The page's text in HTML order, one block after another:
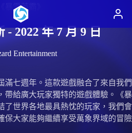
《暴雪英霸》
- 2022 年 7 月 9 日
Entertainment
滿七週年。這款遊戲融合了來自我們
帶給廣大玩家獨特的遊戲體驗。《暴
了世界各地最具熱忱的玩家，我們會
保大家能夠繼續享受萬象界域的冒險